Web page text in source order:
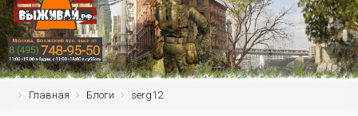
Главная Блоги serg12